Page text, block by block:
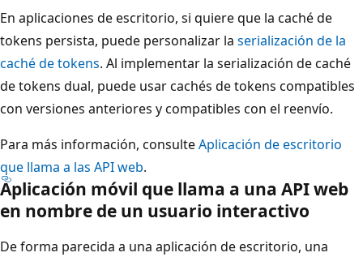
En aplicaciones de escritorio, si quiere que la caché de
tokens persista, puede personalizar la serialización de la
caché de tokens. Al implementar la serialización de caché
de tokens dual, puede usar cachés de tokens compatibles
con versiones anteriores y compatibles con el reenvío.
Para más información, consulteAplicación de escritorio
que llama a las API web.
Aplicación móvil que llama a una API web
en nombre de un usuario interactivo
De forma parecida a una aplicación de escritorio, una